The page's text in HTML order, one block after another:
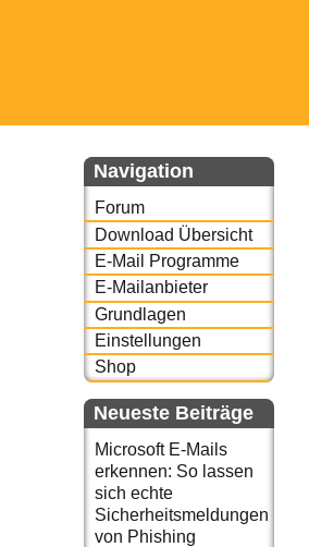
Navigation
Forum
Download Übersicht
E-Mail Programme
E-Mailanbieter
Grundlagen
Einstellungen
Shop
Neueste Beiträge
Microsoft E-Mails
erkennen: So lassen
sich echte
Sicherheitsmeldungen
von Phishing
oder auch